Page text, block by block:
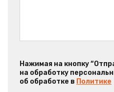
Нажимая на кнопку
на обработку
об обработке в Политике